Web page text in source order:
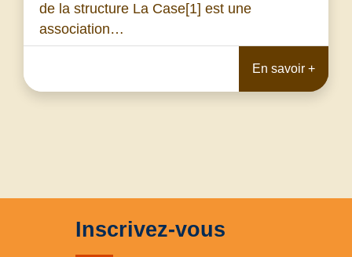
de la structure La Case[1] est une
association…
En savoir +
Inscrivez-vous